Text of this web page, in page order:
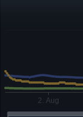
2. Aug